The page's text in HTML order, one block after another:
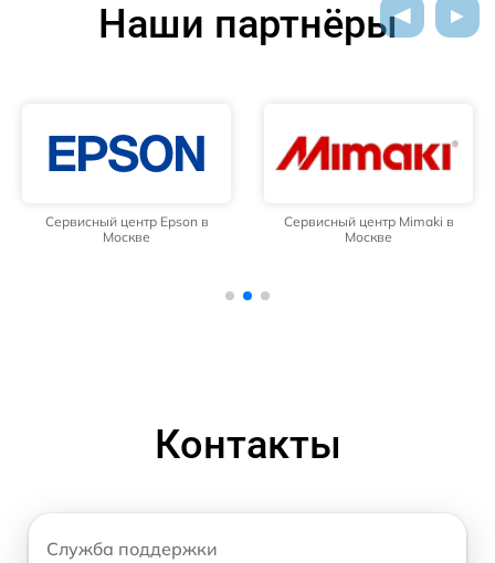
Наши партнёры
Сервисный центр Epson в
Москве
Сервисный центр Mimaki в
Москве
Контакты
Служба поддержки